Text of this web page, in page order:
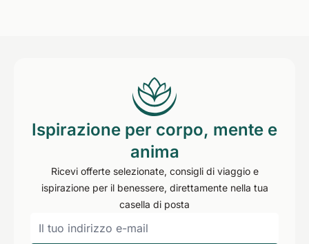
Ispirazione per corpo, mente e
anima
Ricevi offerte selezionate, consigli di viaggio e
ispirazione per il benessere, direttamente nella tua
casella di posta